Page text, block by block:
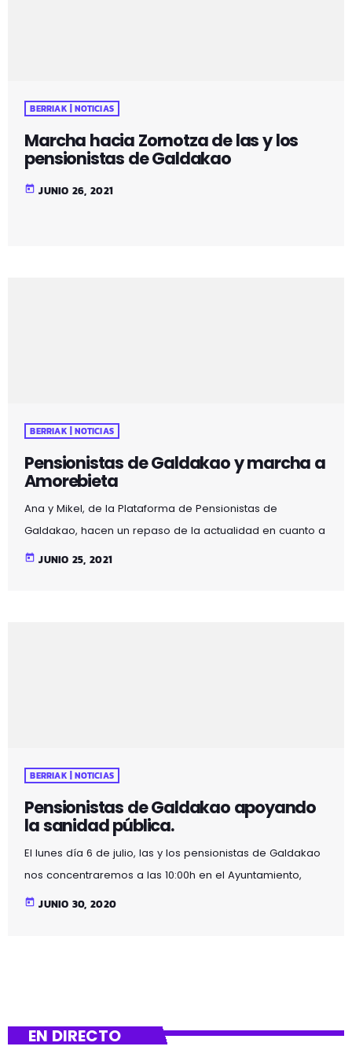
BERRIAK | NOTICIAS
Marcha hacia Zornotza de las y los
pensionistas de Galdakao
today JUNIO 26, 2021
BERRIAK | NOTICIAS
Pensionistas de Galdakao y marcha a
Amorebieta
Ana y Mikel, de la Plataforma de Pensionistas de
Galdakao, hacen un repaso de la actualidad en cuanto a
la situación de las pensiones y nos explican el motivo por
today JUNIO 25, 2021
BERRIAK | NOTICIAS
Pensionistas de Galdakao apoyando
la sanidad pública.
El lunes día 6 de julio, las y los pensionistas de Galdakao
nos concentraremos a las 10:00h en el Ayuntamiento,
para salir hacia el hospital donde nos recibirán a las
today JUNIO 30, 2020
EN DIRECTO